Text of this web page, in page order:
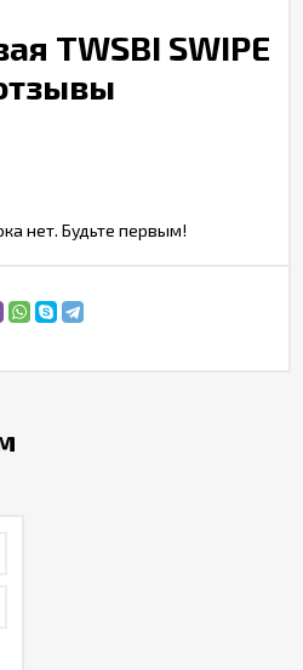
TWSBI SWIPE
нет. Будьте первым!